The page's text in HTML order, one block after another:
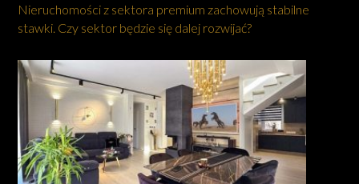
Nieruchomości z sektora premium zachowują stabilne
stawki. Czy sektor będzie się dalej rozwijać?